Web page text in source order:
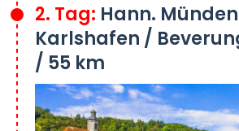
2. Tag: Hann.
Karlshafen /
/ 55 km